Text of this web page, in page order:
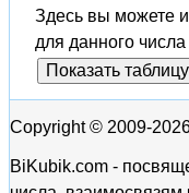
Здесь вы можете
для данного
Показать
Copyright © 2009-
BiKubik.com -